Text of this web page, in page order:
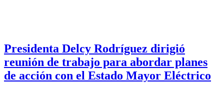
Presidenta Delcy Rodríguez dirigió
reunión de trabajo para abordar planes
de acción con el Estado Mayor Eléctrico